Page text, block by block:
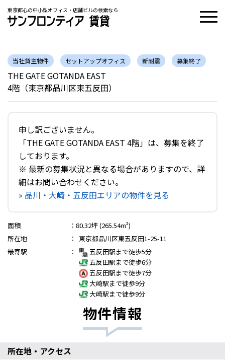
東京都心の中小型オフィス・店舗ビルの検索なら
当社貸主物件 セットアップオフィス 新耐震 募集終了
THE GATE GOTANDA EAST
4階（東京都品川区東五反田）
申し訳ございません。
「THE GATE GOTANDA EAST 4階」は、募集を終了
しております。
※ 最新の募集状況と異なる場合がありますので、詳
細はお問い合わせください。
» 品川・大崎・五反田エリアの物件を見る
面積 ： 80.32坪 (265.54m²)
所在地
：
東京都品川区東五反田1-25-11
最寄駅
：
五反田駅まで徒歩5分
五反田駅まで徒歩6分
五反田駅まで徒歩7分
大崎駅まで徒歩9分
大崎駅まで徒歩9分
物件情報
所在地・アクセス